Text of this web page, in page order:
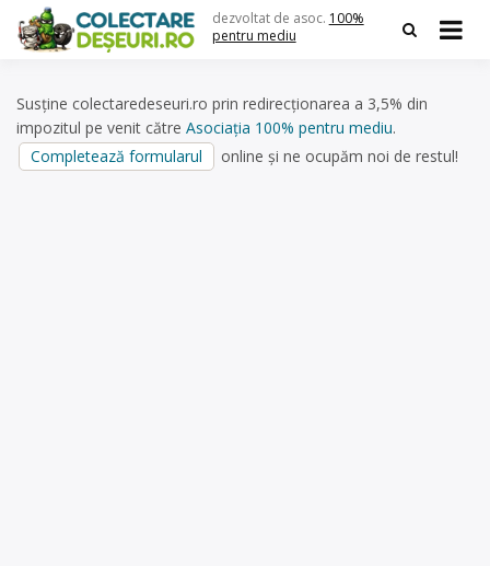
content
dezvoltat de asoc. 100%
pentru mediu
Susține colectaredeseuri.ro prin redirecționarea a 3,5% din
impozitul pe venit către Asociația 100% pentru mediu.
Completează formularul
online și ne ocupăm noi de restul!